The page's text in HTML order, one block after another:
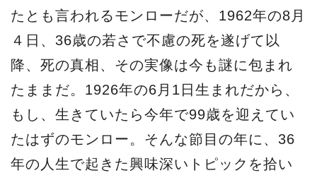
たとも言われるモンローだが、1962年の8月
４日、36歳の若さで不慮の死を遂げて以
降、死の真相、その実像は今も謎に包まれ
たままだ。1926年の6月1日生まれだから、
もし、生きていたら今年で99歳を迎えてい
たはずのモンロー。そんな節目の年に、36
年の人生で起きた興味深いトピックを拾い